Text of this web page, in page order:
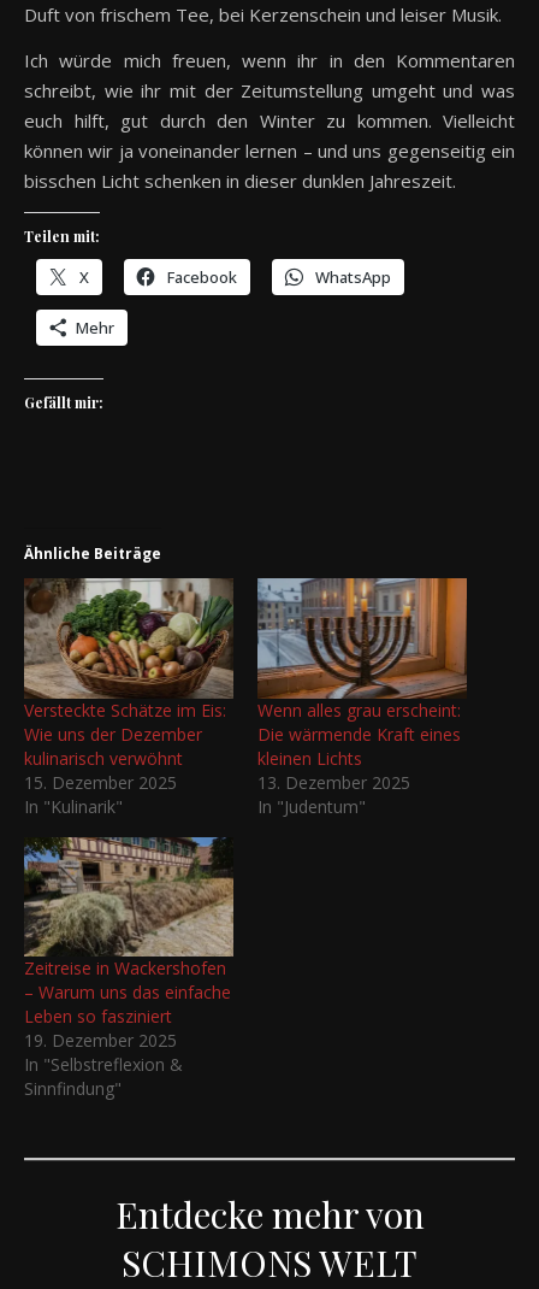
Duft von frischem Tee, bei Kerzenschein und leiser Musik.
Ich würde mich freuen, wenn ihr in den Kommentaren
schreibt, wie ihr mit der Zeitumstellung umgeht und was
euch hilft, gut durch den Winter zu kommen. Vielleicht
können wir ja voneinander lernen – und uns gegenseitig ein
bisschen Licht schenken in dieser dunklen Jahreszeit.
Teilen mit:
X Facebook WhatsApp
Mehr
Gefällt mir:
Ähnliche Beiträge
Versteckte Schätze im Eis:
Wie uns der Dezember
kulinarisch verwöhnt
15. Dezember 2025
In "Kulinarik"
Wenn alles grau erscheint:
Die wärmende Kraft eines
kleinen Lichts
13. Dezember 2025
In "Judentum"
Zeitreise in Wackershofen
– Warum uns das einfache
Leben so fasziniert
19. Dezember 2025
In "Selbstreflexion &
Sinnfindung"
Entdecke mehr von
SCHIMONS WELT